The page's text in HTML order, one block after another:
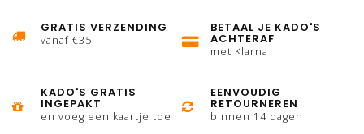
GRATIS VERZENDING
vanaf €35
BETAAL JE KADO'S
ACHTERAF
met Klarna
KADO'S GRATIS
INGEPAKT
en voeg een kaartje toe
EENVOUDIG
RETOURNEREN
binnen 14 dagen